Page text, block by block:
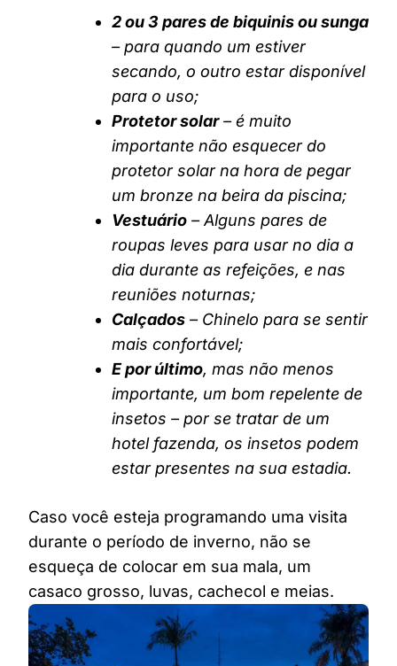
2 ou 3 pares de biquinis ou sunga
– para quando um estiver
secando, o outro estar disponível
para o uso;
Protetor solar– é muito
importante não esquecer do
protetor solar na hora de pegar
um bronze na beira da piscina;
Vestuário – Alguns pares de
roupas leves para usar no dia a
dia durante as refeições, e nas
reuniões noturnas;
Calçados – Chinelo para se sentir
mais confortável;
E por último, mas não menos
importante, um bom repelente de
insetos – por se tratar de um
hotel fazenda, os insetos podem
estar presentes na sua estadia.
Caso você esteja programando uma visita
durante o período de inverno, não se
esqueça de colocar em sua mala, um
casaco grosso, luvas, cachecol e meias.